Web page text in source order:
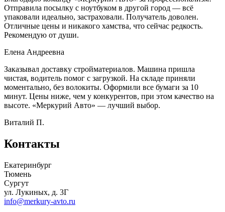
Отправила посылку с ноутбуком в другой город — всё
упаковали идеально, застраховали. Получатель доволен.
Отличные цены и никакого хамства, что сейчас редкость.
Рекомендую от души.
Елена Андреевна
Заказывал доставку стройматериалов. Машина пришла
чистая, водитель помог с загрузкой. На складе приняли
моментально, без волокиты. Оформили все бумаги за 10
минут. Цены ниже, чем у конкурентов, при этом качество на
высоте. «Меркурий Авто» — лучший выбор.
Виталий П.
Контакты
Екатеринбург
Тюмень
Сургут
ул. Лукиных, д. 3Г
info@merkury-avto.ru